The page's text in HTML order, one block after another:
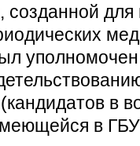
созданной для
в
в